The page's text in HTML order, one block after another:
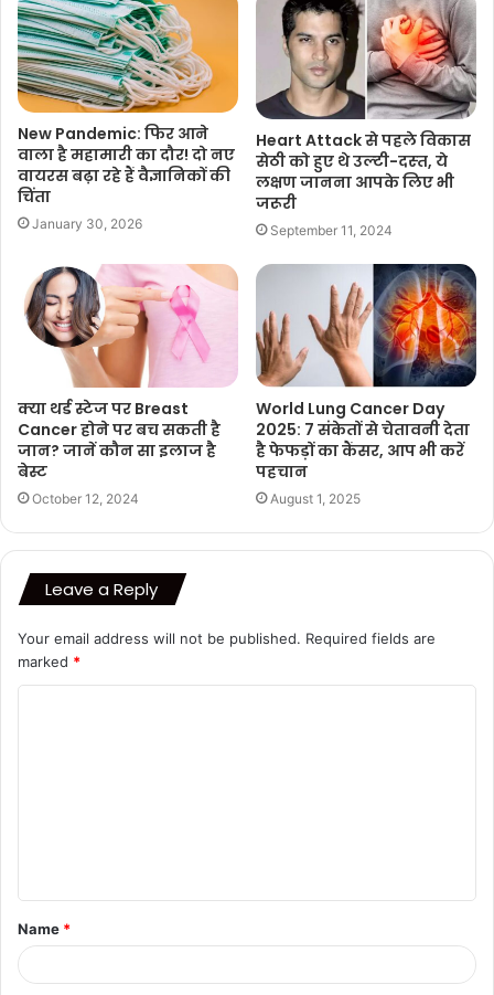
New Pandemic: फिर आने
वाला है महामारी का दौर! दो नए
वायरस बढ़ा रहे हैं वैज्ञानिकों की
चिंता
January 30, 2026
Heart Attack से पहले विकास
सेठी को हुए थे उल्‍टी-दस्‍त, ये
लक्षण जानना आपके लिए भी
जरूरी
September 11, 2024
क्या थर्ड स्टेज पर Breast
Cancer होने पर बच सकती है
जान? जानें कौन सा इलाज है
बेस्ट
October 12, 2024
World Lung Cancer Day
2025: 7 संकेतों से चेतावनी देता
है फेफड़ों का कैंसर, आप भी करें
पहचान
August 1, 2025
Leave a Reply
Your email address will not be published. Required fields are
marked *
t
*
Name *